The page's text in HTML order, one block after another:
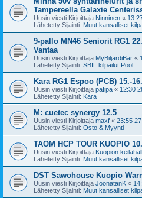
Tampereella Galaxie
Uusin viesti Kirjoittaja Ninninen «
Lähetetty Sijainti: Muut kansalliset
9-pallo MN46 Seniorit RG1
Vantaa
Uusin viesti Kirjoittaja MyBiljardiBar «
Lähetetty Sijainti: SBIL kilpailut Pool
Kara RG1 Espoo (PCB) 15.-
Uusin viesti Kirjoittaja pafipa « 12:30
Lähetetty Sijainti: Kara
M: cuetec synergy 12.5
Uusin viesti Kirjoittaja maxf « 23:55
Lähetetty Sijainti: Osto & Myynti
TAOM HCP TOUR KUOPIO
Uusin viesti Kirjoittaja Kuopion
Lähetetty Sijainti: Muut kansalliset
DST Sawohouse Kuopio
Uusin viesti Kirjoittaja JoonatanK «
Lähetetty Sijainti: Muut kansalliset